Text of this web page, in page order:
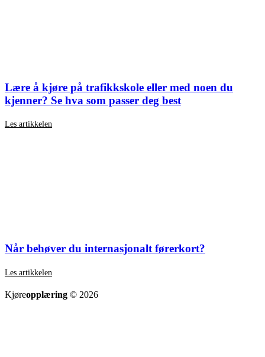
Lære å kjøre på trafikkskole eller med noen du
kjenner? Se hva som passer deg best
Les artikkelen
Når behøver du internasjonalt førerkort?
Les artikkelen
Kjøreopplæring © 2026